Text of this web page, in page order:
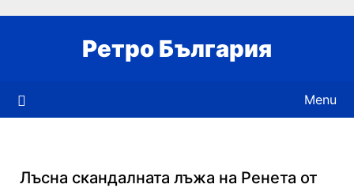
Ретро България
Menu
Лъсна скандалната лъжа на Ренета от